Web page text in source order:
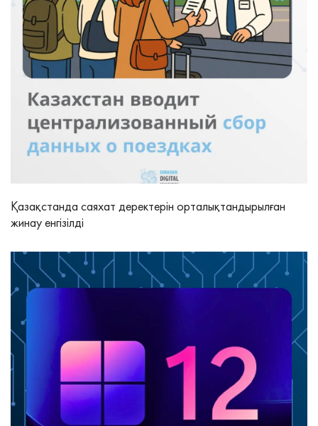
Қазақстанда саяхат деректерін орталықтандырылған
жинау енгізілді